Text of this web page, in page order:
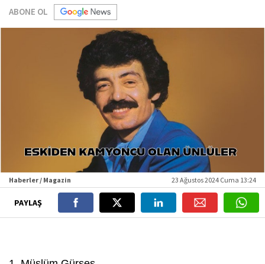
ABONE OL
Haberler / Magazin 23 Ağustos 2024 Cuma 13:24
PAYLAŞ